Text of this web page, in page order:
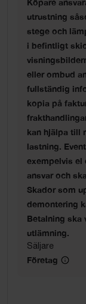
Köpare
utrustning
stege och
i befintligt
eller ombud
fullständig
kopia på
kan hjälpa till
lastning.
exempelvis el
ansvar och
Skador som
demontering
Betalning ska
utlämning.
Säljare
Företag